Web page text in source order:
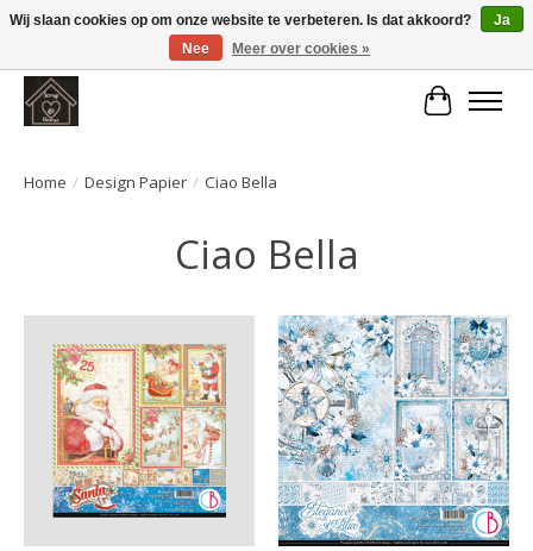
Large selection of products and fast shipping!
Home / Design Papier / Ciao Bella
Ciao Bella
Wij slaan cookies op om onze website te verbeteren. Is dat akkoord?
Ja
Nee
Meer over cookies »